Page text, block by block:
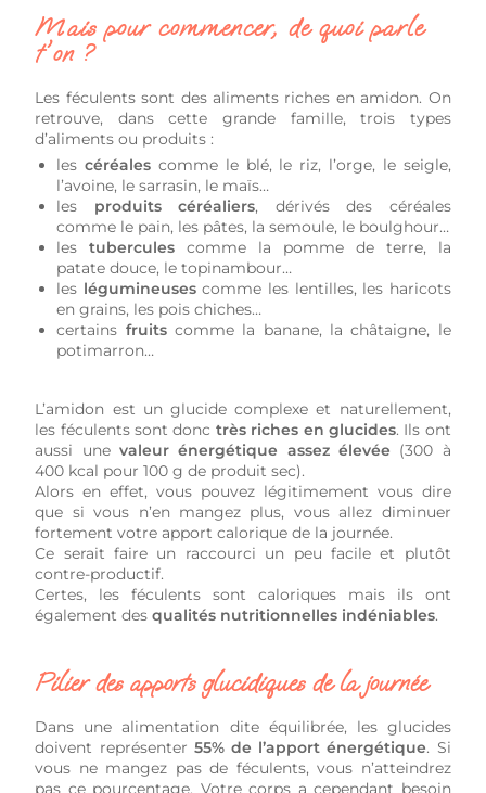
Mais pour commencer, de quoi parle
t'on ?
Les féculents sont des aliments riches en amidon. On
retrouve, dans cette grande famille, trois types
d’aliments ou produits :
lescéréalescomme le blé, le riz, l’orge, le seigle,
l’avoine, le sarrasin, le maïs…
les produits céréaliers, dérivés des céréales
comme le pain, les pâtes, la semoule, le boulghour…
lestuberculescomme la pomme de terre, la
patate douce, le topinambour…
les légumineusescomme les lentilles, les haricots
en grains, les pois chiches…
certains fruitscomme la banane, la châtaigne, le
potimarron…
L’amidon est un glucide complexe et naturellement,
les féculents sont donc très riches en glucides. Ils ont
aussi unevaleur énergétique assez élevée (300 à
400 kcal pour 100 g de produit sec).
Alors en effet, vous pouvez légitimement vous dire
que si vous n’en mangez plus, vous allez diminuer
fortement votre apport calorique de la journée.
Ce serait faire un raccourci un peu facile et plutôt
contre-productif.
Certes, les féculents sont caloriques mais ils ont
également desqualités nutritionnelles indéniables.
Pilier des apports glucidiques de la journée
Dans une alimentation dite équilibrée, les glucides
doivent représenter 55% de l’apport énergétique. Si
vous ne mangez pas de féculents, vous n’atteindrez
pas ce pourcentage. Votre corps a cependant besoin